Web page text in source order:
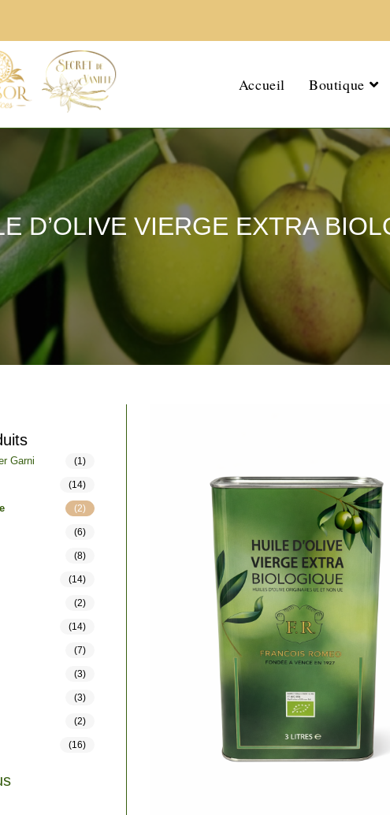
Accueil Boutique
D’OLIVE VIERGE EXTRA
Garni (1)
(14)
(2)
(6)
(8)
(14)
(2)
(14)
(7)
(3)
(3)
(2)
(16)